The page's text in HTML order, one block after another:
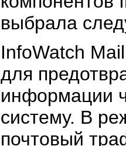
выбрала
InfoWatch
для
информации
систему. В
почтовый